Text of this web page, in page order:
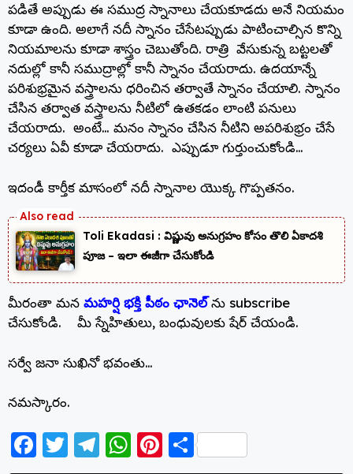
పడితే అప్పుడు ఈ సముద్ర స్నానాలు చేయకూడదు అనే నియమం
కూడా ఉంది. అలాగే నదీ స్నానం చేసేటప్పుడు పాటించాల్సిన కొన్ని
నియమాలను కూడా శాస్త్రం చెబుతోంది. రాత్రి వేసుకున్న బట్టలతో
నదుల్లో కానీ సముద్రాల్లో కానీ స్నానం చేయరాదు. ఉదయాన్నే
పరిశుభ్రమైన వస్త్రాలను ధరించిన తర్వాతే స్నానం చేయాలి. స్నానం
చేసిన తర్వాత వస్త్రాలను నీటిలో ఉతకడం లాంటి పనులు
చేయరాదు. అంటే… మనం స్నానం చేసిన నీటిని అపరిశుభ్రం చేసే
చర్యలు ఏవీ కూడా చేయరాదు. ఎప్పుడూ గుర్తుంచుకోండి…
ఇదండీ కార్తీక మాసంలో నదీ స్నానాల యొక్క గొప్పతనం.
Toli Ekadasi : విష్ణువు అనుగ్రహం కోసం తొలి ఏకాదశి
పూజ – ఇలా ఈజీగా చేసుకోండి
మీరంతా మన మహర్షి భక్తి పీఠం ఛానెల్ను subscribe
చేసుకోండి. మీ స్నేహితులు, బంధువులకు షేర్ చేయండి.
సర్వే జనా సుఖినో భవంతు…
నమస్కారం.
F
T
T
W Pi S